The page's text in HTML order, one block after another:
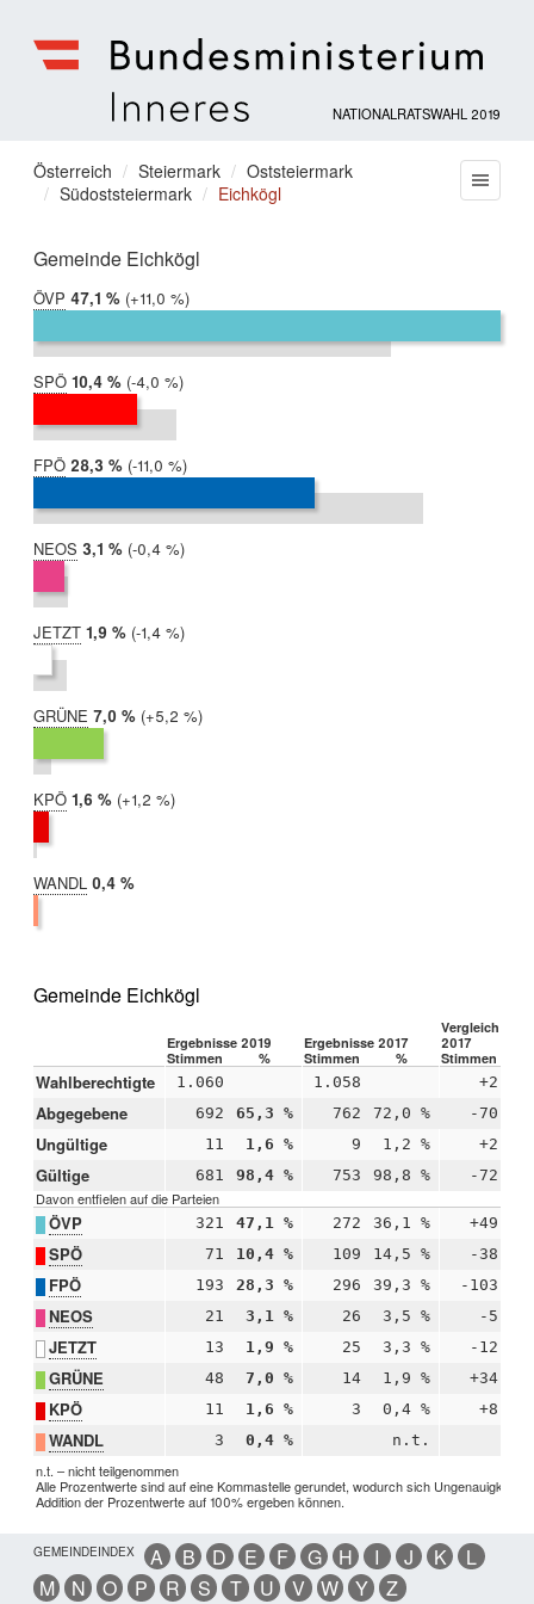
für
Inneres
NATIONALRATSWAHL 2019
Sie
befinden
hier:
Österreich Steiermark
Oststeiermark
Südoststeiermark
Eichkögl
Gemeinde Eichkögl
ÖVP 2019:
47,1 %
2017:
36,1 %
Differenz:
+11,0 %
SPÖ 2019:
10,4 %
2017:
14,5 %
Differenz:
-4,0 %
FPÖ 2019:
28,3 %
2017:
39,3 %
Differenz:
-11,0 %
NEOS 2019:
3,1 %
2017:
3,5 %
Differenz:
-0,4 %
JETZT 2019:
1,9 %
2017:
3,3 %
Differenz:
-1,4 %
GRÜNE 2019:
7,0 %
2017:
1,9 %
Differenz:
+5,2 %
KPÖ 2019:
1,6 %
2017:
0,4 %
Differenz:
+1,2 %
WANDL 2019:
0,4 %
Gemeinde Eichkögl
Ergebnisse 2019 Ergebnisse 2017
Vergleich
2017
Stimmen
% Stimmen % Stimmen
Wahlberechtigte 1.060 1.058 +2
Abgegebene 692 65,3 % 762 72,0 % -70
Ungültige 11 1,6 % 9 1,2 % +2
Gültige 681 98,4 % 753 98,8 % -72
Davon entfielen auf die Parteien
ÖVP 321 47,1 % 272 36,1 % +49
SPÖ 71 10,4 % 109 14,5 % -38
FPÖ 193 28,3 % 296 39,3 % -103
NEOS 21 3,1 % 26 3,5 % -5
JETZT 13 1,9 % 25 3,3 % -12
GRÜNE 48 7,0 % 14 1,9 % +34
KPÖ 11 1,6 % 3 0,4 % +8
WANDL 3 0,4 % n.t.
n.t. – nicht teilgenommen
Alle Prozentwerte sind auf eine Kommastelle gerundet, wodurch sich
Addition der Prozentwerte auf 100% ergeben können.
GEMEINDEINDEX A B D E F G H I J K
L
M
N O P R S T U V W Y Z